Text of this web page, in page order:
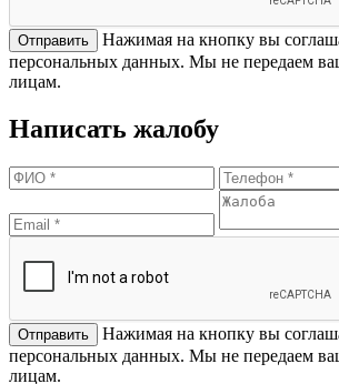
Нажимая на кнопку вы
персональных данных. Мы не передаем
лицам.
Написать жалобу
Нажимая на кнопку вы
персональных данных. Мы не передаем
лицам.